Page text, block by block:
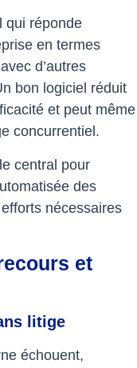
qui réponde
en termes
d’autres
bon logiciel réduit
et peut même
concurrentiel.
central pour
des
nécessaires
et
litige
échouent,